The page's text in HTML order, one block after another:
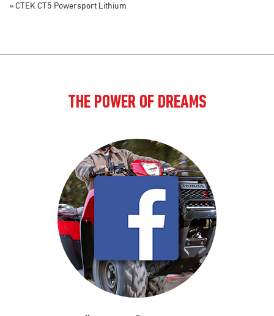
» CTEK CT5 Powersport Lithium
THE POWER OF DREAMS